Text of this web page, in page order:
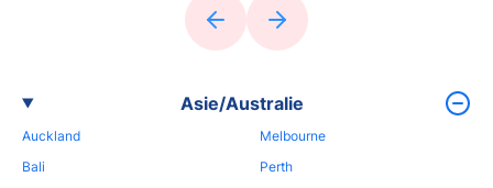
Asie/Australie
Auckland
Bali
Melbourne
Perth